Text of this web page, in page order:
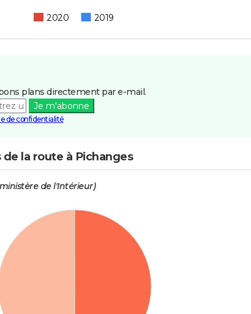
2020 2019
plans directement par e-mail.
Je m'abonne
de confidentialité
la route à Pichanges
de l'Intérieur)